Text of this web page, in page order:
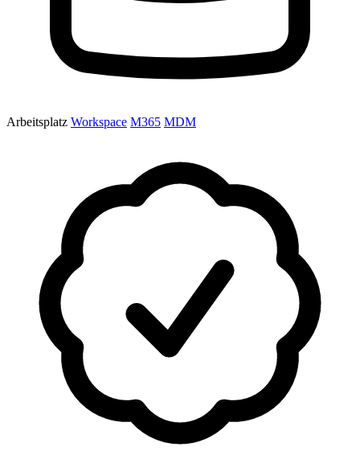
Arbeitsplatz Workspace M365 MDM